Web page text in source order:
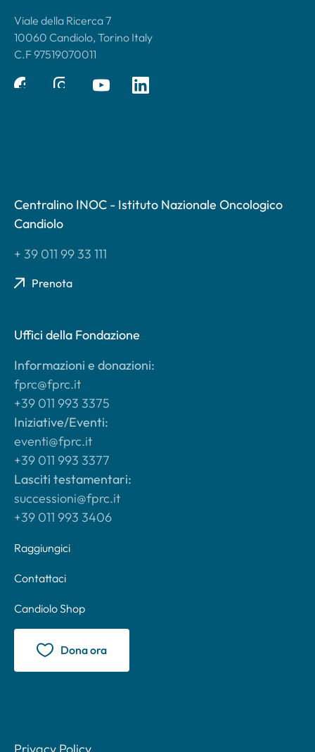
Viale della Ricerca 7
10060 Candiolo, Torino Italy
C.F 97519070011
Centralino INOC - Istituto Nazionale Oncologico
Candiolo
+ 39 011 99 33 111
Prenota
Uffici della Fondazione
Informazioni e donazioni:
fprc@fprc.it
+39 011 993 3375
Iniziative/Eventi:
eventi@fprc.it
+39 011 993 3377
Lasciti testamentari:
successioni@fprc.it
+39 011 993 3406
Raggiungici
Contattaci
Candiolo Shop
Dona ora
Privacy Policy